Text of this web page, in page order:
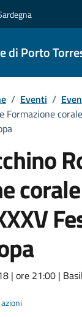
di Porto
/ Eventi /
Formazione
| ore 21:00 |